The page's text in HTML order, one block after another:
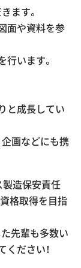
ます。
面や資料を参
行います。
と成長してい
画などにも携
製造保安責任
資格取得を目指
先輩も多数い
ください！